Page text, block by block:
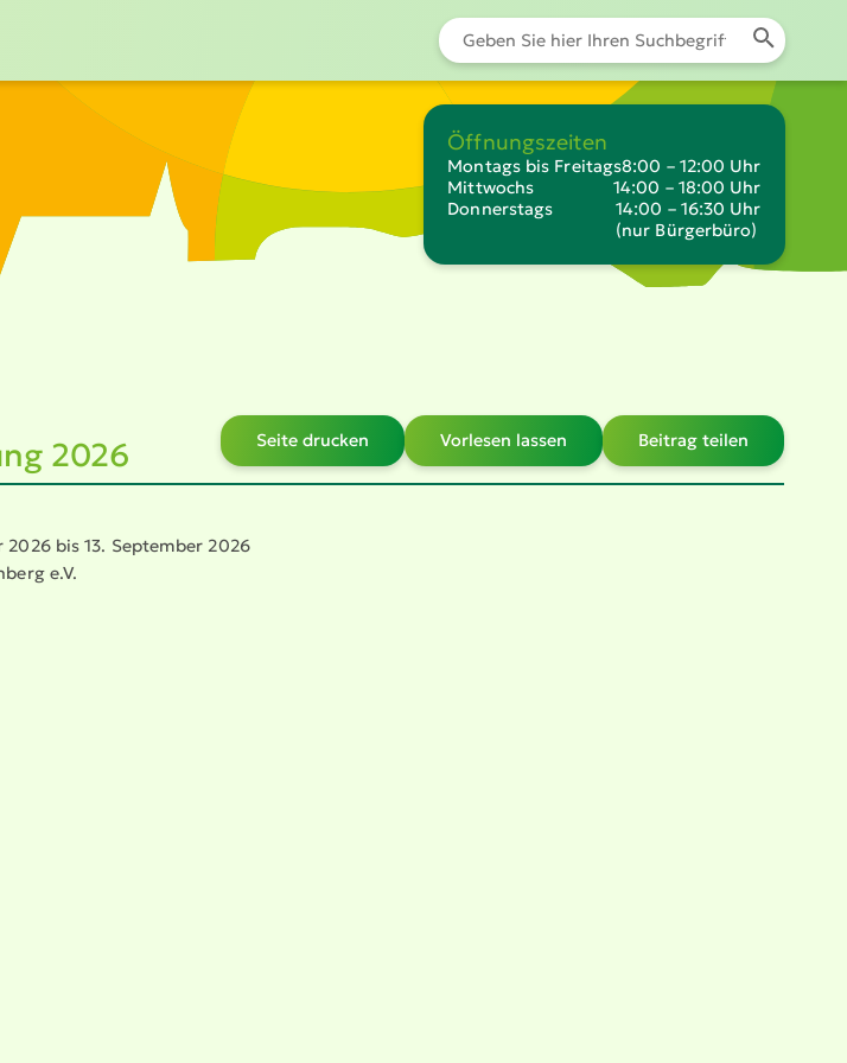
Öffnungszeiten
Montags bis Freitags8:00 – 12:00 Uhr
Mittwochs
14:00 – 18:00 Uhr
Donnerstags
14:00 – 16:30 Uhr
(nur Bürgerbüro)
2026 Seite drucken Vorlesen lassen Beitrag teilen
2026 bis 13. September 2026
e.V.